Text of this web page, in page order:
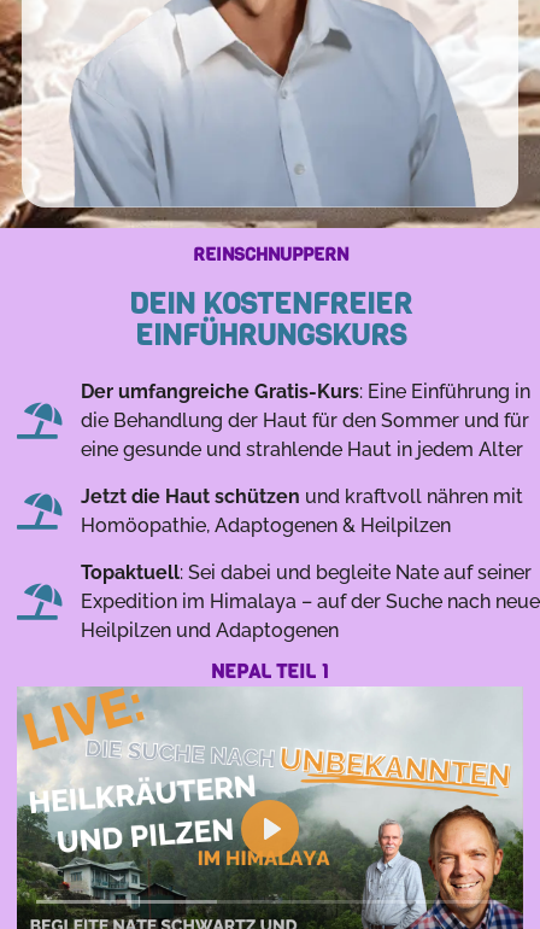
REINSCHNUPPERN
DEIN KOSTENFREIER
EINFÜHRUNGSKURS
Der umfangreiche Gratis-Kurs: Eine Einführung in
die Behandlung der Haut für den Sommer und für
eine gesunde und strahlende Haut in jedem Alter
Jetzt die Haut schützen und kraftvoll nähren mit
Homöopathie, Adaptogenen & Heilpilzen
Topaktuell: Sei dabei und begleite Nate auf seiner
Expedition im Himalaya – auf der Suche nach
Heilpilzen und Adaptogenen
NEPAL TEIL 1